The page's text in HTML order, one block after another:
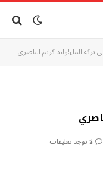
بركة الماء!وليد كريم الناصري
لا توجد تعليقات